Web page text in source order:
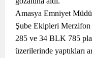
Amasya Emniyet
Şube Ekipleri
285 ve 34 BLK 785
üzerilerinde yaptıkları